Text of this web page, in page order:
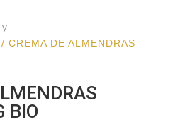
/ CREMA DE ALMENDRAS
BIO